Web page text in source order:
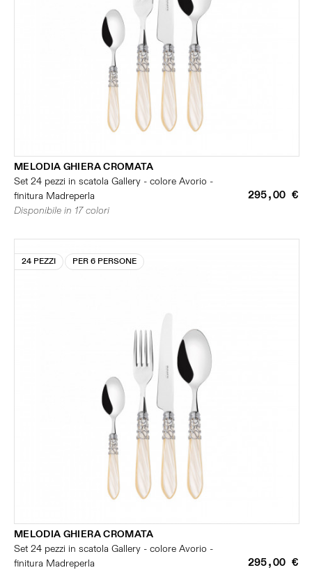
MELODIA GHIERA CROMATA
Set 24 pezzi in scatola Gallery - colore Avorio -
finitura Madreperla
295,00 €
Disponibile in 17 colori
24 PEZZI PER 6 PERSONE
MELODIA GHIERA CROMATA
Set 24 pezzi in scatola Gallery - colore Avorio -
finitura Madreperla
295,00 €